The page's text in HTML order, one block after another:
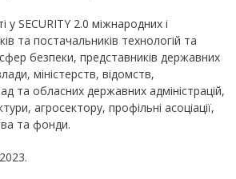
SECURITY 2.0 міжнародних і
та постачальників технологій та
безпеки, представників державних
міністерств, відомств,
та обласних державних адміністрацій,
агросектору, профільні асоціації,
та фонди.